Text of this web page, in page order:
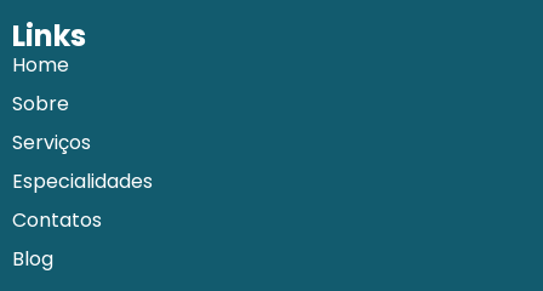
Links
Home
Sobre
Serviços
Especialidades
Contatos
Blog